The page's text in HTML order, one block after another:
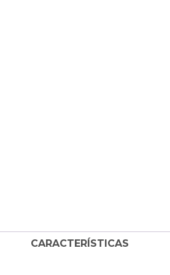
CARACTERÍSTICAS